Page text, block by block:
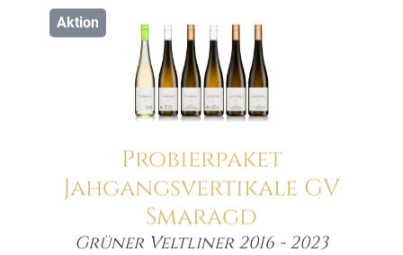
Aktion
Probierpaket
Jahgangsvertikale GV
Smaragd
Grüner Veltliner 2016 - 2023
Menge